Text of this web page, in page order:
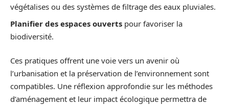
végétalises ou des systèmes de filtrage des eaux pluviales.
Planifier des espaces ouverts pour favoriser la
biodiversité.
Ces pratiques offrent une voie vers un avenir où
l’urbanisation et la préservation de l’environnement sont
compatibles. Une réflexion approfondie sur les méthodes
d’aménagement et leur impact écologique permettra de